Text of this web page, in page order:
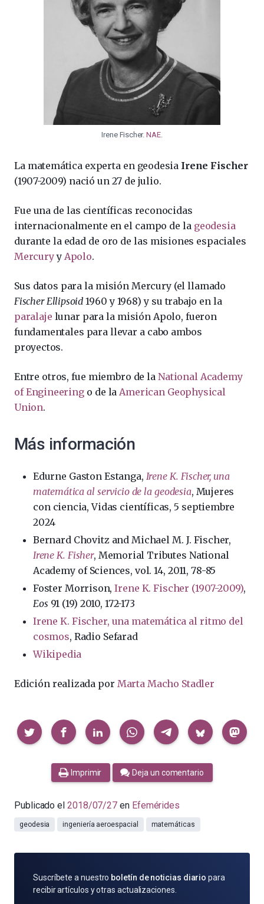
Irene Fischer.NAE.
La matemática experta en geodesia Irene Fischer
(1907-2009) nació un 27 de julio.
Fue una de las científicas reconocidas
internacionalmente en el campo de la geodesia
durante la edad de oro de las misiones espaciales
Mercuryy Apolo.
Sus datos para la misión Mercury (el llamado
Fischer Ellipsoid 1960 y 1968) y su trabajo en la
paralaje lunar para la misión Apolo, fueron
fundamentales para llevar a cabo ambos
proyectos.
Entre otros, fue miembro de laNational Academy
of Engineeringo de laAmerican Geophysical
Union.
Más información
Edurne Gaston Estanga, Irene K. Fischer, una
matemática al servicio de la geodesia, Mujeres
con ciencia, Vidas científicas, 5 septiembre
2024
Bernard Chovitz and Michael M. J. Fischer,
Irene K. Fisher, Memorial Tributes National
Academy of Sciences, vol. 14, 2011, 78-85
Foster Morrison,Irene K. Fischer (1907-2009),
Eos 91 (19) 2010, 172-173
Irene K. Fischer, una matemática al ritmo del
cosmos, Radio Sefarad
Wikipedia
Edición realizada por Marta Macho Stadler
Compartir
Imprimir Deja un comentario
Publicado el 2018/07/27 en Efemérides
geodesia ingeniería aeroespacial matemáticas
SUSCRÍBETE
POR
Suscríbete a nuestro boletín de noticias diario para
recibir artículos y otras actualizaciones.